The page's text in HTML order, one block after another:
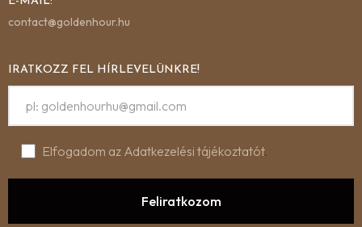
contact@goldenhour.hu
IRATKOZZ FEL HÍRLEVELÜNKRE!
Elfogadom az Adatkezelési tájékoztatót.